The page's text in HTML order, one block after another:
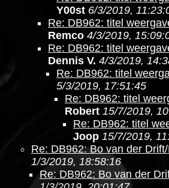
Y00st 6/3/2019,
Re: DB962: titel
Remco 4/3/2019,
Re: DB962: titel
Dennis V. 4/3/2019,
Re: DB962: titel
5/3/2019, 17:51:45
Re: DB962: titel
Robert 15/7/2019,
Re: DB962: titel
Joop 15/7/2019,
Re: DB962: Bo van der
1/3/2019, 18:58:16
Re: DB962: Bo van der